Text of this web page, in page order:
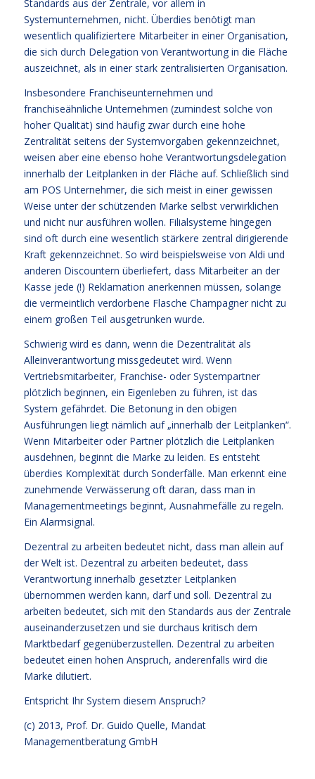
Standards aus der Zentrale, vor allem in
Systemunternehmen, nicht. Überdies benötigt man
wesentlich qualifiziertere Mitarbeiter in einer Organisation,
die sich durch Delegation von Verantwortung in die Fläche
auszeichnet, als in einer stark zentralisierten Organisation.
Insbesondere Franchiseunternehmen und
franchiseähnliche Unternehmen (zumindest solche von
hoher Qualität) sind häufig zwar durch eine hohe
Zentralität seitens der Systemvorgaben gekennzeichnet,
weisen aber eine ebenso hohe Verantwortungsdelegation
innerhalb der Leitplanken in der Fläche auf. Schließlich sind
am POS Unternehmer, die sich meist in einer gewissen
Weise unter der schützenden Marke selbst verwirklichen
und nicht nur ausführen wollen. Filialsysteme hingegen
sind oft durch eine wesentlich stärkere zentral dirigierende
Kraft gekennzeichnet. So wird beispielsweise von Aldi und
anderen Discountern überliefert, dass Mitarbeiter an der
Kasse jede (!) Reklamation anerkennen müssen, solange
die vermeintlich verdorbene Flasche Champagner nicht zu
einem großen Teil ausgetrunken wurde.
Schwierig wird es dann, wenn die Dezentralität als
Alleinverantwortung missgedeutet wird. Wenn
Vertriebsmitarbeiter, Franchise- oder Systempartner
plötzlich beginnen, ein Eigenleben zu führen, ist das
System gefährdet. Die Betonung in den obigen
Ausführungen liegt nämlich auf „innerhalb der Leitplanken“.
Wenn Mitarbeiter oder Partner plötzlich die Leitplanken
ausdehnen, beginnt die Marke zu leiden. Es entsteht
überdies Komplexität durch Sonderfälle. Man erkennt eine
zunehmende Verwässerung oft daran, dass man in
Managementmeetings beginnt, Ausnahmefälle zu regeln.
Ein Alarmsignal.
Dezentral zu arbeiten bedeutet nicht, dass man allein auf
der Welt ist. Dezentral zu arbeiten bedeutet, dass
Verantwortung innerhalb gesetzter Leitplanken
übernommen werden kann, darf und soll. Dezentral zu
arbeiten bedeutet, sich mit den Standards aus der Zentrale
auseinanderzusetzen und sie durchaus kritisch dem
Marktbedarf gegenüberzustellen. Dezentral zu arbeiten
bedeutet einen hohen Anspruch, anderenfalls wird die
Marke dilutiert.
Entspricht Ihr System diesem Anspruch?
(c) 2013, Prof. Dr. Guido Quelle, Mandat
Managementberatung GmbH